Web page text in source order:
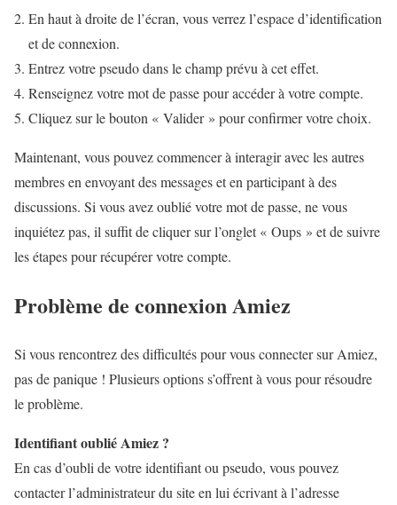
En haut à droite de l’écran, vous verrez l’espace d’identification
et de connexion.
Entrez votre pseudo dans le champ prévu à cet effet.
Renseignez votre mot de passe pour accéder à votre compte.
Cliquez sur le bouton « Valider » pour confirmer votre choix.
Maintenant, vous pouvez commencer à interagir avec les autres
membres en envoyant des messages et en participant à des
discussions. Si vous avez oublié votre mot de passe, ne vous
inquiétez pas, il suffit de cliquer sur l’onglet « Oups » et de suivre
les étapes pour récupérer votre compte.
Problème de connexion Amiez
Si vous rencontrez des difficultés pour vous connecter sur Amiez,
pas de panique ! Plusieurs options s’offrent à vous pour résoudre
le problème.
Identifiant oublié Amiez ?
En cas d’oubli de votre identifiant ou pseudo, vous pouvez
contacter l’administrateur du site en lui écrivant à l’adresse